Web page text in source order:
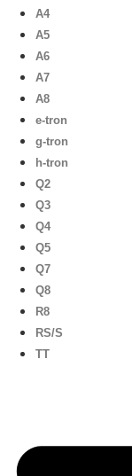
A4
A5
A6
A7
A8
e-tron
g-tron
h-tron
Q2
Q3
Q4
Q5
Q7
Q8
R8
RS/S
TT